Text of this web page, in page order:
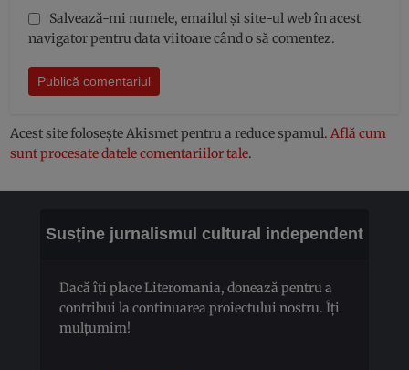
Salvează-mi numele, emailul și site-ul web în acest
navigator pentru data viitoare când o să comentez.
Acest site folosește Akismet pentru a reduce spamul.Află cum
sunt procesate datele comentariilor tale.
Susține jurnalismul cultural independent
Dacă îți place Literomania, donează pentru a
contribui la continuarea proiectului nostru. Îți
mulțumim!